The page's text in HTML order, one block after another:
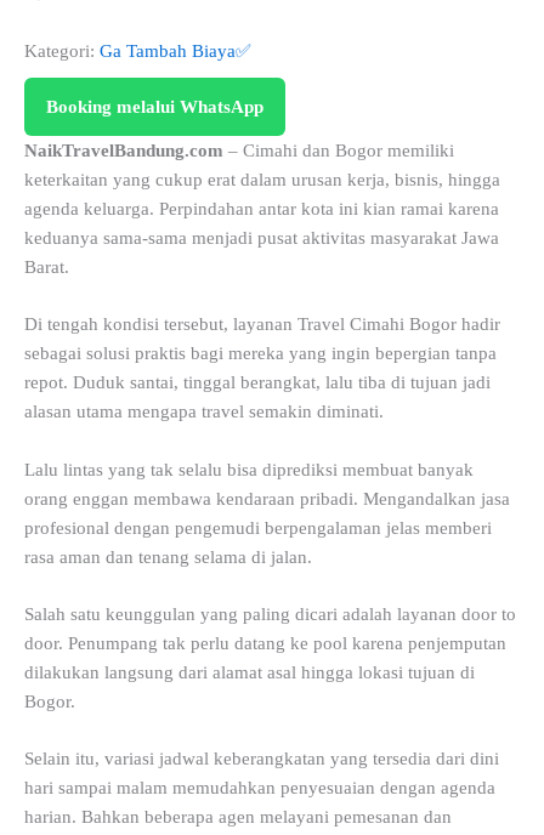
Kategori: Ga Tambah Biaya✅
Booking melalui WhatsApp
NaikTravelBandung.com – Cimahi dan Bogor memiliki
keterkaitan yang cukup erat dalam urusan kerja, bisnis, hingga
agenda keluarga. Perpindahan antar kota ini kian ramai karena
keduanya sama-sama menjadi pusat aktivitas masyarakat Jawa
Barat.
Di tengah kondisi tersebut, layanan Travel Cimahi Bogor hadir
sebagai solusi praktis bagi mereka yang ingin bepergian tanpa
repot. Duduk santai, tinggal berangkat, lalu tiba di tujuan jadi
alasan utama mengapa travel semakin diminati.
Lalu lintas yang tak selalu bisa diprediksi membuat banyak
orang enggan membawa kendaraan pribadi. Mengandalkan jasa
profesional dengan pengemudi berpengalaman jelas memberi
rasa aman dan tenang selama di jalan.
Salah satu keunggulan yang paling dicari adalah layanan door to
door. Penumpang tak perlu datang ke pool karena penjemputan
dilakukan langsung dari alamat asal hingga lokasi tujuan di
Bogor.
Selain itu, variasi jadwal keberangkatan yang tersedia dari dini
hari sampai malam memudahkan penyesuaian dengan agenda
harian. Bahkan beberapa agen melayani pemesanan dan